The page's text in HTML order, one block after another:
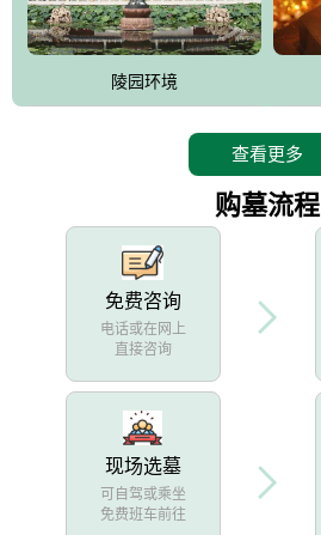
陵园环境
查看更多
购墓流程
免费咨询
电话或在网上
直接咨询
现场选墓
可自驾或乘坐
免费班车前往